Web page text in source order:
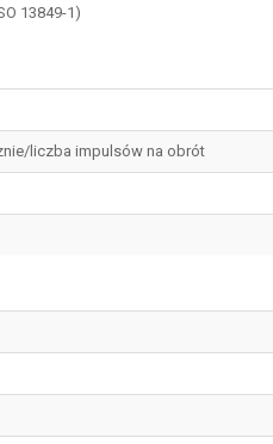
13849-1)
liczba impulsów na obrót